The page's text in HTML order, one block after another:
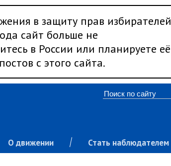
в защиту прав избирателей
сайт больше не
в России или планируете её
с этого сайта.
О движении Стать наблюдателем